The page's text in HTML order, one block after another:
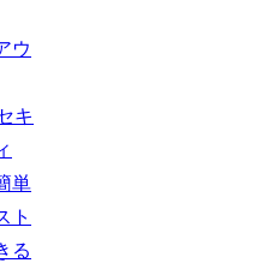
ウ
キ
単
ト
る